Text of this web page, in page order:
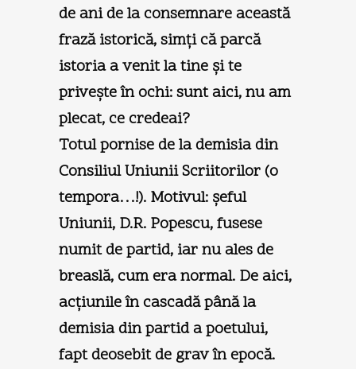
de ani de la consemnare această
frază istorică, simţi că parcă
istoria a venit la tine şi te
priveşte în ochi: sunt aici, nu am
plecat, ce credeai?
Totul pornise de la demisia din
Consiliul Uniunii Scriitorilor (o
tempora…!). Motivul: şeful
Uniunii, D.R. Popescu, fusese
numit de partid, iar nu ales de
breaslă, cum era normal. De aici,
acţiunile în cascadă până la
demisia din partid a poetului,
fapt deosebit de grav în epocă.